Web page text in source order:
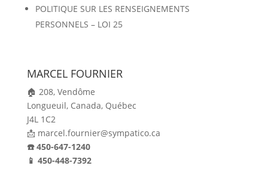
POLITIQUE SUR LES RENSEIGNEMENTS
PERSONNELS – LOI 25
MARCEL FOURNIER
🏠 208, Vendôme
Longueuil, Canada, Québec
J4L 1C2
📩 marcel.fournier@sympatico.ca
☎️ 450-647-1240
📱 450-448-7392